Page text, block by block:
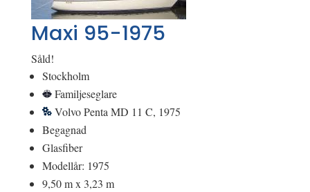
Maxi 95-1975
Såld!
Stockholm
Familjeseglare
Volvo Penta MD 11 C, 1975
Begagnad
Glasfiber
Modellår: 1975
9,50 m x 3,23 m